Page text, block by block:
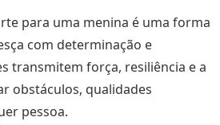
para uma menina é uma forma
com determinação e
transmitem força, resiliência e a
obstáculos, qualidades
pessoa.